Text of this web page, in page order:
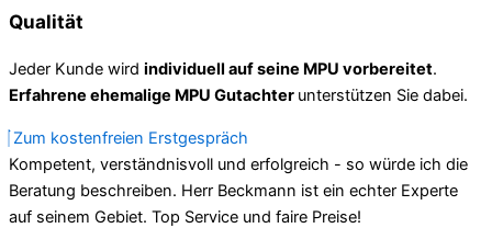
Qualität
Jeder Kunde wird individuell auf seine MPU vorbereitet.
Erfahrene ehemalige MPU Gutachter unterstützen Sie dabei.
Zum kostenfreien Erstgespräch
Kompetent, verständnisvoll und erfolgreich - so würde ich die
Beratung beschreiben. Herr Beckmann ist ein echter Experte
auf seinem Gebiet. Top Service und faire Preise!